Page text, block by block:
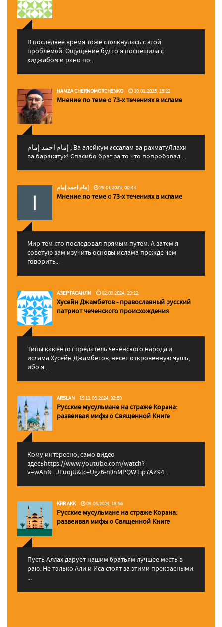
В последнее время тоже столкнулась с этой
проблемой. Ощущение будто я поспешила с
хиджабом и рано по...
HAMZA CHERNOMORCHENKO 30.01.2025, 15:22
Мнение по теме о 73-х течениях в исламе
إمام احمد إمام , Ва алейкум ассалам ва рахматуЛлахи
ва баракятух! Спасибо брат за то что попробовал ...
إمام احمد إمام 29.01.2025, 00:43
Мнение по теме о 73-х течениях в исламе
Мир тем кто последовал прямым путем. А затем я
советую вам изучить основы ислама прежде чем
говорить...
АЗЕР ГАСАНЛИ 02.09.2024, 19:12
Хусейн Джамбетов - православный русский
патриот чеченского происхождения
Типы как ентот предатель чеченского народа и
ислама Хусейн Джамбетов, несет откровенную чушь,
ибо я...
ARSLAN 11.06.2024, 02:50
Русские мусульмане на страже Корана:
pазвеивая мифы о Священной Книге
Кому интересно, само видео
здесьhttps://www.youtube.com/watch?
v=wAhN_UEuojU&lc=Ugz6-h0nMPQWTip7AZ94...
KRR AKK 09.06.2024, 18:56
Русские мусульмане на страже Корана:
pазвеивая мифы о Священной Книге
Пусть Аллах дарует нашим братьям лучшее месть в
раю. Не только Али и Иса стоят за этими прекрасными
...